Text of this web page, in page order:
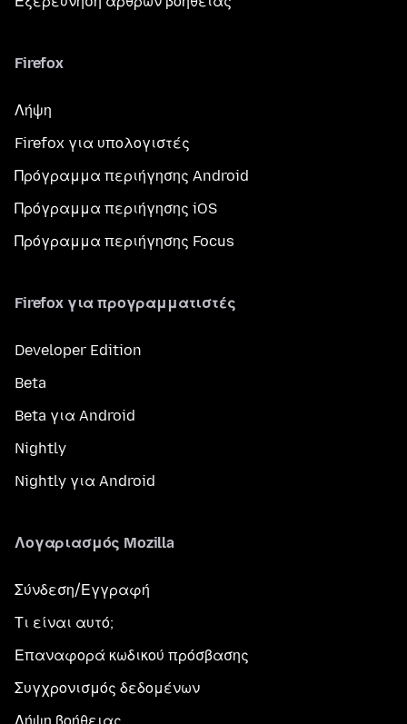
Firefox
Λήψη
Firefox για υπολογιστές
Πρόγραμμα περιήγησης Android
Πρόγραμμα περιήγησης iOS
Πρόγραμμα περιήγησης Focus
Firefox για προγραμματιστές
Developer Edition
Beta
Beta για Android
Nightly
Nightly για Android
Λογαριασμός Mozilla
Σύνδεση/Εγγραφή
Τι είναι αυτό;
Επαναφορά κωδικού πρόσβασης
Συγχρονισμός δεδομένων